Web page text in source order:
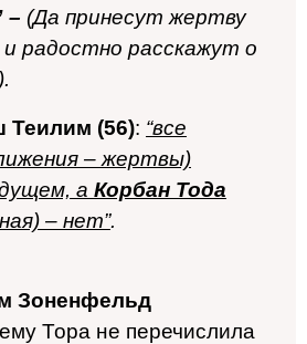
– (Да принесут жертву
радостно расскажут о
Теилим (56): “все
– жертвы)
а Корбан Тода
– нет”.
Зоненфельд
Тора не перечислила